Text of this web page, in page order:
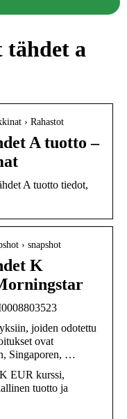
tähdet a
› Rahastot
A tuotto –
A tuotto tiedot,
› snapshot
K
joiden odotettu
ovat
Singaporen, …
EUR kurssi,
tuotto ja